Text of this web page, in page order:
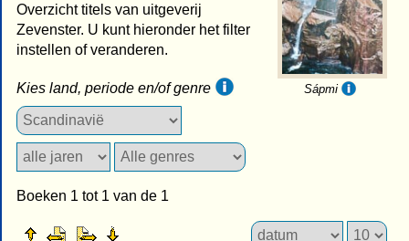
Sápmi
Overzicht titels van uitgeverij
Zevenster. U kunt hieronder het filter
instellen of veranderen.
Kies land, periode en/of genre
Boeken 1 tot 1 van de 1